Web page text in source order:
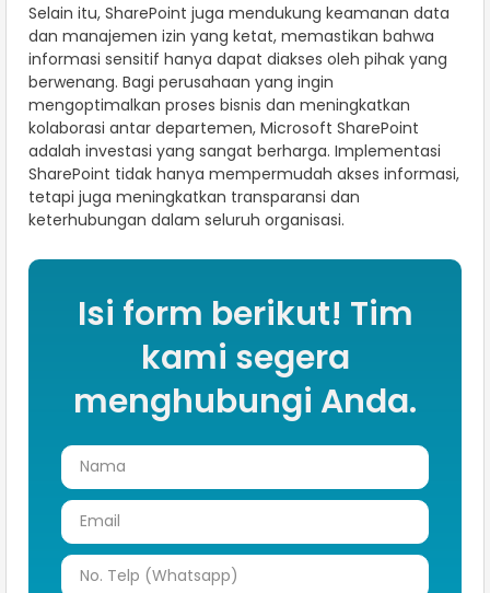
Selain itu, SharePoint juga mendukung keamanan data
dan manajemen izin yang ketat, memastikan bahwa
informasi sensitif hanya dapat diakses oleh pihak yang
berwenang. Bagi perusahaan yang ingin
mengoptimalkan proses bisnis dan meningkatkan
kolaborasi antar departemen, Microsoft SharePoint
adalah investasi yang sangat berharga. Implementasi
SharePoint tidak hanya mempermudah akses informasi,
tetapi juga meningkatkan transparansi dan
keterhubungan dalam seluruh organisasi.
Isi form berikut! Tim
kami segera
menghubungi Anda.